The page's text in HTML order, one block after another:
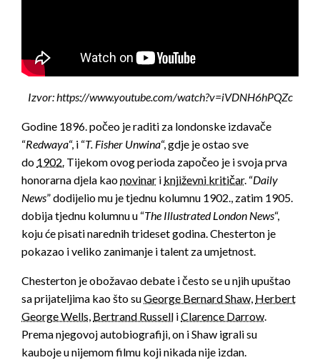
Izvor: https://www.youtube.com/watch?v=iVDNH6hPQZc
Godine 1896. počeo je raditi za londonske izdavače
“Redwaya“, i “T. Fisher Unwina“, gdje je ostao sve
do 1902. Tijekom ovog perioda započeo je i svoja prva
honorarna djela kaonovinar i književni kritičar. “Daily
News” dodijelio mu je tjednu kolumnu 1902., zatim 1905.
dobija tjednu kolumnu u “The Illustrated London News“,
koju će pisati narednih trideset godina. Chesterton je
pokazao i veliko zanimanje i talent za umjetnost.
Chesterton je obožavao debate i često se u njih upuštao
sa prijateljima kao što suGeorge Bernard Shaw, Herbert
George Wells, Bertrand Russell iClarence Darrow.
Prema njegovoj autobiografiji, on i Shaw igrali su
kauboje u nijemom filmu koji nikada nije izdan.